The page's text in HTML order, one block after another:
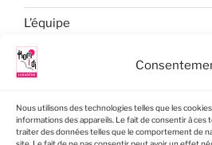
Nous utilisons des technologies telles que les
informations des appareils. Le fait de consentir à
traiter des données telles que le comportement de
L’équipe
Formation
Contact